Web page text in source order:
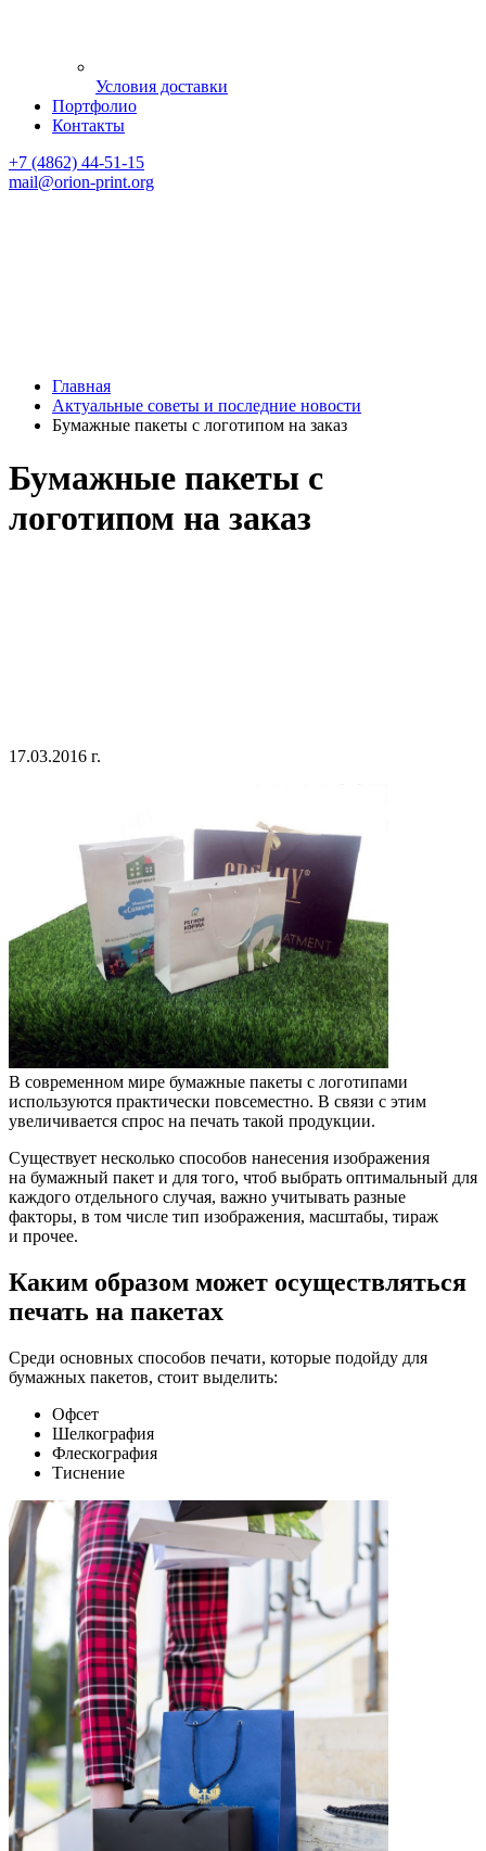
Условия доставки
Портфолио
Контакты
+7 (4862) 44-51-15
mail@orion-print.org
Главная
Актуальные советы и последние новости
Бумажные пакеты с логотипом на заказ
Бумажные пакеты с
логотипом на заказ
17.03.2016 г.
В современном мире бумажные пакеты с логотипами
используются практически повсеместно. В связи с этим
увеличивается спрос на печать такой продукции.
Существует несколько способов нанесения изображения
на бумажный пакет и для того, чтоб выбрать оптимальный для
каждого отдельного случая, важно учитывать разные
факторы, в том числе тип изображения, масштабы, тираж
и прочее.
Каким образом может осуществляться
печать на пакетах
Среди основных способов печати, которые подойду для
бумажных пакетов, стоит выделить:
Офсет
Шелкография
Флескография
Тиснение